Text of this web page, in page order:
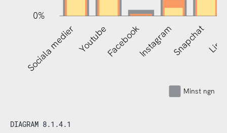
0%
Sociala medier YoutubeFacebookInstagramSnapchat
Minst ngn
DIAGRAM 8.1.4.1